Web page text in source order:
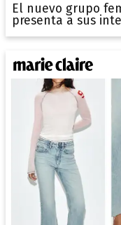
El nuevo grupo
presenta a sus